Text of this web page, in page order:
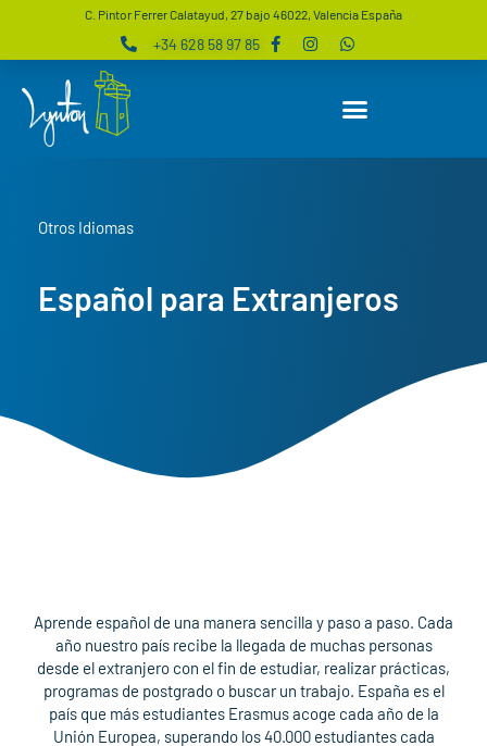
C. Pintor Ferrer Calatayud, 27 bajo 46022, Valencia España
+34 628 58 97 85
Otros Idiomas
Español para Extranjeros
Aprende español de una manera sencilla y paso a paso. Cada
año nuestro país recibe la llegada de muchas personas
desde el extranjero con el fin de estudiar, realizar prácticas,
programas de postgrado o buscar un trabajo. España es el
país que más estudiantes Erasmus acoge cada año de la
Unión Europea, superando los 40.000 estudiantes cada